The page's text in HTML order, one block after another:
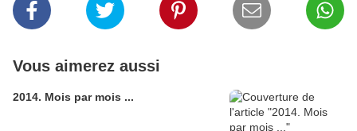
Vous aimerez aussi
2014. Mois par mois ...